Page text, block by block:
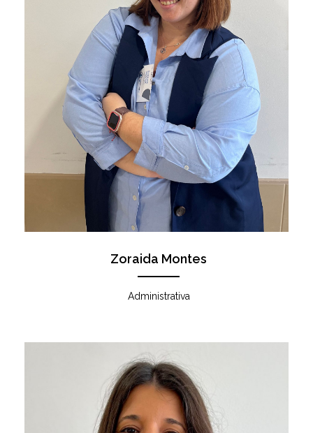
Zoraida Montes
Administrativa